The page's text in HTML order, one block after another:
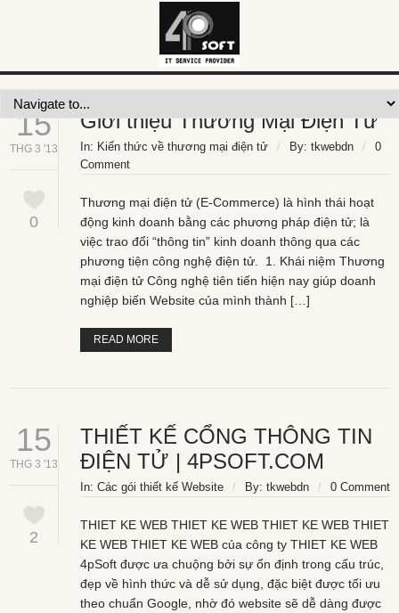
15
THG 3 '13
0
Giới thiệu Thương Mại Điện Tử
In: Kiến thức về thương mại điện tử / By: tkwebdn /
0
Comment
Thương mại điện tử (E-Commerce) là hình thái hoạt
động kinh doanh bằng các phương pháp điện tử; là
việc trao đổi “thông tin” kinh doanh thông qua các
phương tiện công nghệ điện tử. 1. Khái niệm Thương
mại điện tử Công nghệ tiên tiến hiện nay giúp doanh
nghiệp biến Website của mình thành […]
READ MORE
15
THG 3 '13
2
THIẾT KẾ CỔNG THÔNG TIN
ĐIỆN TỬ | 4PSOFT.COM
In: Các gói thiết kế Website / By: tkwebdn / 0 Comment
THIET KE WEB THIET KE WEB THIET KE WEB THIET
KE WEB THIET KE WEB của công ty THIET KE WEB
4pSoft được ưa chuộng bởi sự ổn định trong cấu trúc,
đẹp về hình thức và dễ sử dụng, đặc biệt được tối ưu
theo chuẩn Google, nhờ đó website sẽ dễ dàng được